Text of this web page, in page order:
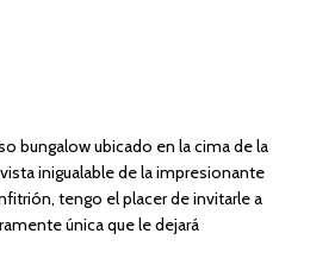
bungalow ubicado en la cima de la
inigualable de la impresionante
tengo el placer de invitarle a
única que le dejará